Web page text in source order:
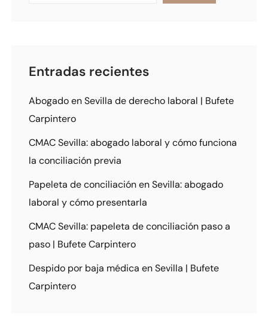
Entradas recientes
Abogado en Sevilla de derecho laboral | Bufete
Carpintero
CMAC Sevilla: abogado laboral y cómo funciona
la conciliación previa
Papeleta de conciliación en Sevilla: abogado
laboral y cómo presentarla
CMAC Sevilla: papeleta de conciliación paso a
paso | Bufete Carpintero
Despido por baja médica en Sevilla | Bufete
Carpintero